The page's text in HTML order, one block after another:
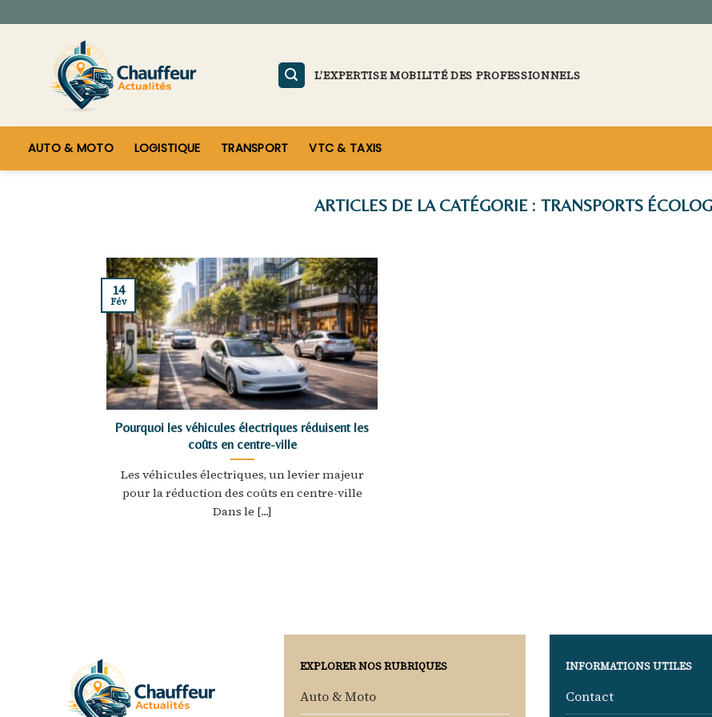
to
L’EXPERTISE MOBILITÉ DES PROFESSIONNELS
AUTO & MOTO LOGISTIQUE TRANSPORT VTC & TAXIS
TRANSPORTS
Pourquoi les véhicules électriques réduisent les
coûts en centre-ville
Les véhicules électriques, un levier majeur
pour la réduction des coûts en centre-ville
Dans le [...]
14
Fév
EXPLORER NOS RUBRIQUES
Auto & Moto
INFORMATIONS UTILES
Contact